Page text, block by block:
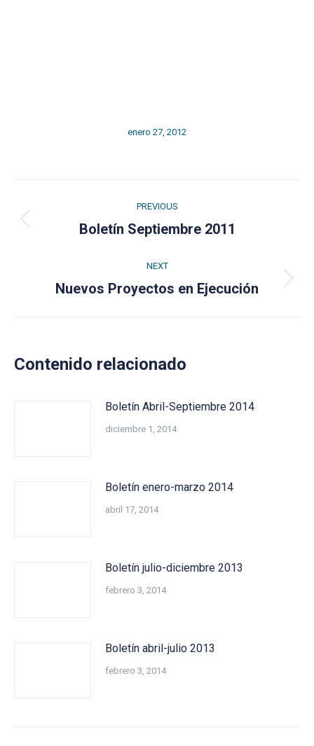
enero 27, 2012
navigation
PREVIOUS
Previous
Boletín Septiembre 2011
NEXT
Next
Nuevos Proyectos en Ejecución
Contenido relacionado
Boletín Abril-Septiembre 2014
diciembre 1, 2014
Boletín enero-marzo 2014
abril 17, 2014
Boletín julio-diciembre 2013
febrero 3, 2014
Boletín abril-julio 2013
febrero 3, 2014